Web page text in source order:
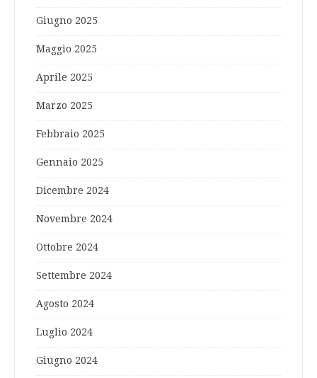
Giugno 2025
Maggio 2025
Aprile 2025
Marzo 2025
Febbraio 2025
Gennaio 2025
Dicembre 2024
Novembre 2024
Ottobre 2024
Settembre 2024
Agosto 2024
Luglio 2024
Giugno 2024